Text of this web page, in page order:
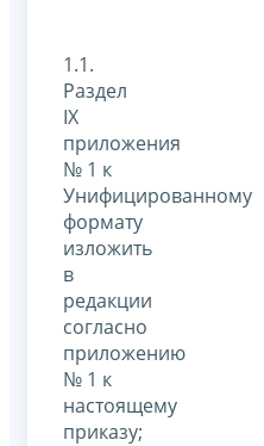
1.1.
Раздел
IX
приложения
№ 1 к
Унифицированному
формату
изложить
в
редакции
согласно
приложению
№ 1 к
настоящему
приказу;